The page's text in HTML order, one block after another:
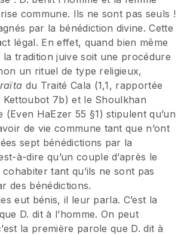
commune. Ils ne sont pas seuls !
par la bénédiction divine. Cette
légal. En effet, quand bien même
la tradition juive soit une procédure
un rituel de type religieux,
du Traité Cala (1,1, rapportée
Kettoubot 7b) et le Shoulkhan
HaEzer 55 §1) stipulent qu’un
de vie commune tant que n’ont
sept bénédictions par la
à-dire qu’un couple d’après le
tant qu’ils ne sont pas
des bénédictions.
eut bénis, il leur parla. C’est la
D. dit à l’homme. On peut
la première parole que D. dit à